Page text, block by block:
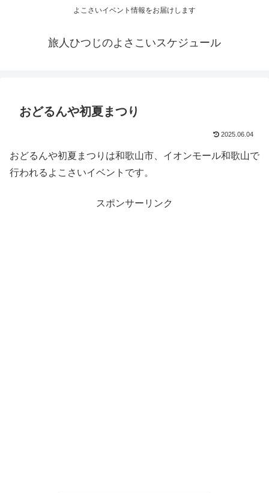
よこさいイベント情報をお届けします
旅人ひつじのよさこいスケジュール
おどるんや初夏まつり
2025.06.04
おどるんや初夏まつりは和歌山市、イオンモール和歌山で
行われるよこさいイベントです。
スポンサーリンク